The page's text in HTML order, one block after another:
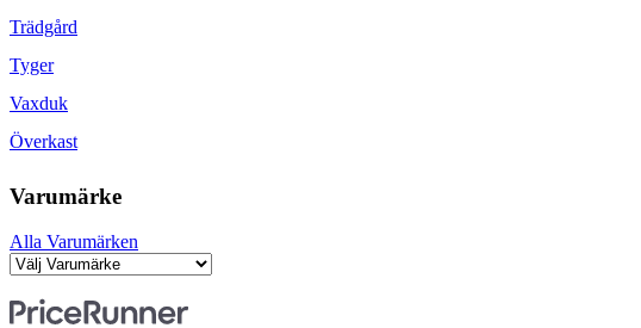
Trädgård
Tyger
Vaxduk
Överkast
Varumärke
Alla Varumärken